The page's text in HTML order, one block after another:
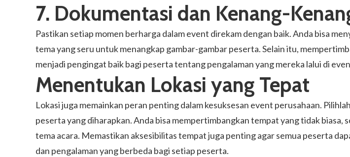
7. Dokumentasi dan Kenang-
Pastikan setiap momen berharga dalam event direkam dengan baik. Anda bisa
tema yang seru untuk menangkap gambar-gambar peserta. Selain itu,
menjadi pengingat baik bagi peserta tentang pengalaman yang mereka lalui di
Menentukan Lokasi yang Tepat
Lokasi juga memainkan peran penting dalam kesuksesan event perusahaan.
peserta yang diharapkan. Anda bisa mempertimbangkan tempat yang tidak
tema acara. Memastikan aksesibilitas tempat juga penting agar semua peserta
dan pengalaman yang berbeda bagi setiap peserta.